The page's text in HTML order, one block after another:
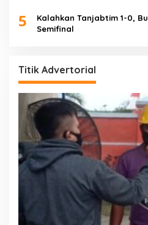
5
Kalahkan Tanjabtim 1-0,
Semifinal
Titik Advertorial